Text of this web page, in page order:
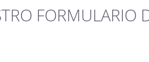
FORMULARIO